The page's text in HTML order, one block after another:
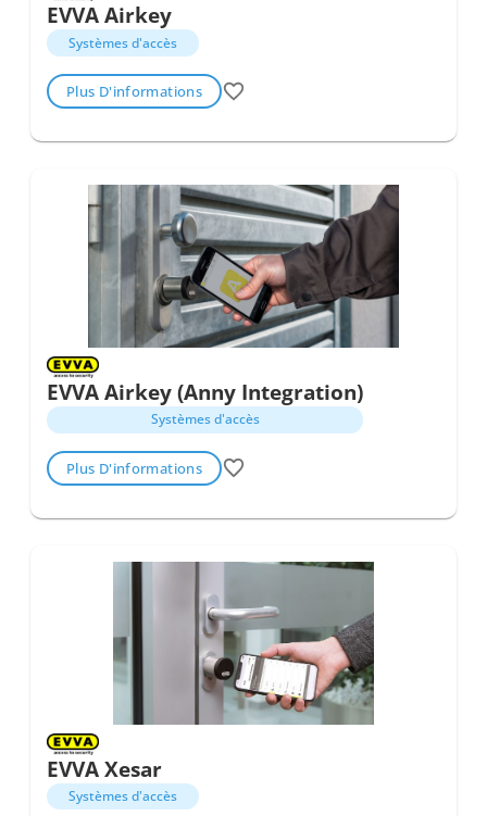
EVVA Airkey
Systèmes d'accès
Plus D'informations
EVVA Airkey (Anny Integration)
Systèmes d'accès
Plus D'informations
EVVA Xesar
Systèmes d'accès